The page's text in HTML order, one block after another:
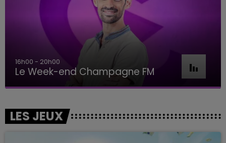
16h00 - 20h00
Le Week-end Champagne FM
LES JEUX